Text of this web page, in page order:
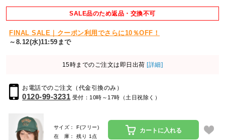
SALE品のため返品・交換不可
FINAL SALE｜クーポン利用でさらに10％OFF！
～8.12(水)11:59まで
15時までのご注文は即日出荷 [詳細]
お電話でのご注文（代金引換のみ）
0120-99-3231 受付：10時～17時（土日祝除く）
サイズ： F(フリー)
在 庫： 残り 1点
カートに入れる